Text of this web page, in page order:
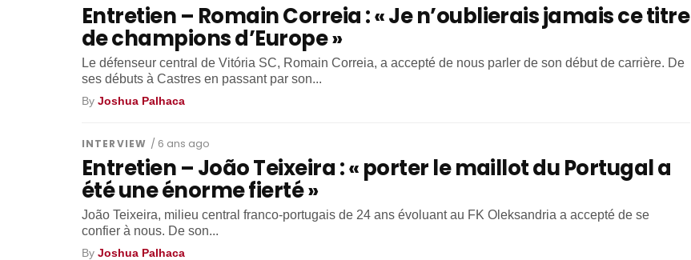
Entretien – Romain Correia : « Je n’oublierais jamais ce titre
de champions d’Europe »
Le défenseur central de Vitória SC, Romain Correia, a accepté de nous parler de son début de carrière. De
ses débuts à Castres en passant par son...
By Joshua Palhaca
INTERVIEW / 6 ans ago
Entretien – João Teixeira : « porter le maillot du Portugal a
été une énorme fierté »
João Teixeira, milieu central franco-portugais de 24 ans évoluant au FK Oleksandria a accepté de se
confier à nous. De son...
By Joshua Palhaca